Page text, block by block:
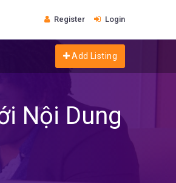
Register Login
Add Listing
Nội Dung